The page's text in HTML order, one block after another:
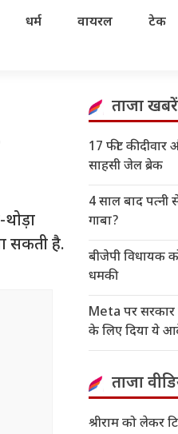
धर्म वायरल टेक
सकती है.
ताजा खबरें
17 फीट की
साहसी जेल ब्रेक
4 साल बाद पत्नी
गाबा?
बीजेपी विधायक
धमकी
Meta पर सरकार
के लिए दिया ये
ताजा
श्रीराम को लेकर